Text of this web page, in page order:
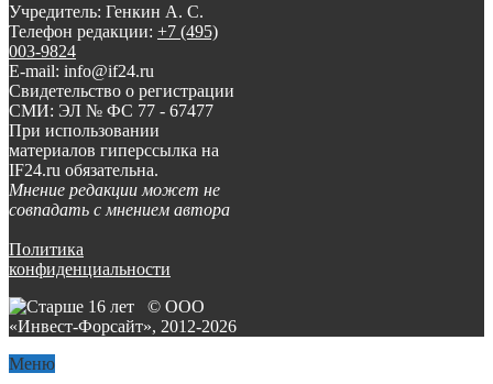
Учредитель: Генкин А. С.
Телефон редакции: +7 (495)
003-9824
E-mail: info@if24.ru
Свидетельство о регистрации
СМИ: ЭЛ № ФС 77 - 67477
При использовании
материалов гиперссылка на
IF24.ru обязательна.
Мнение редакции может не
совпадать с мнением автора
Политика
конфиденциальности
© ООО
«Инвест-Форсайт», 2012-2026
Меню